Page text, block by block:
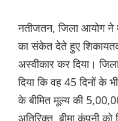
नतीजतन, जिला आयोग ने
का संकेत देते हुए
अस्वीकार कर दिया। जिला
दिया कि वह 45 दिनों के
के बीमित मूल्य की